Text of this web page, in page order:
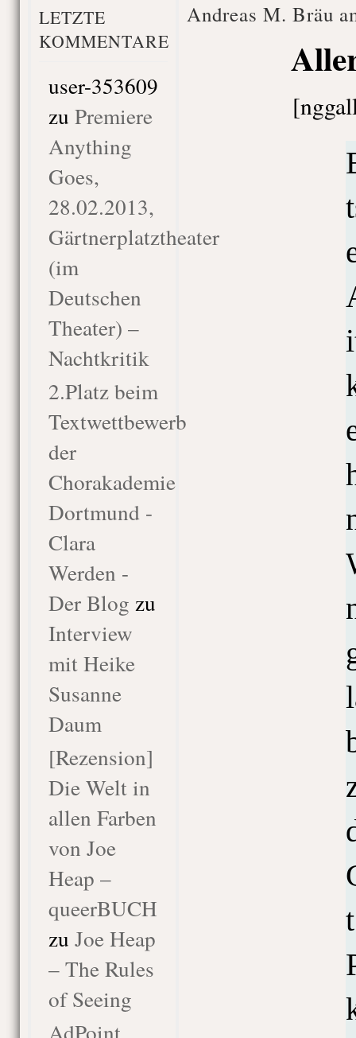
LETZTE
KOMMENTARE
user-353609
zu Premiere
Anything
Goes,
28.02.2013,
Gärtnerplatztheater
(im
Deutschen
Theater) –
Nachtkritik
2.Platz beim
Textwettbewerb
der
Chorakademie
Dortmund -
Clara
Werden -
Der Blog zu
Interview
mit Heike
Susanne
Daum
[Rezension]
Die Welt in
allen Farben
von Joe
Heap –
queerBUCH
zu Joe Heap
– The Rules
of Seeing
AdPoint
Andreas M. Bräu